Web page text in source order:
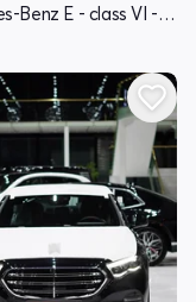
Mercedes-Benz E - class VI - поколение (W214, S214)